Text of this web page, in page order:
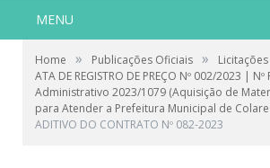
MENU
Home » Publicações Oficiais » Licitações
ATA DE REGISTRO DE PREÇO Nº 002/2023 |
Administrativo 2023/1079 (Aquisição de
para Atender a Prefeitura Municipal de
ADITIVO DO CONTRATO Nº 082-2023